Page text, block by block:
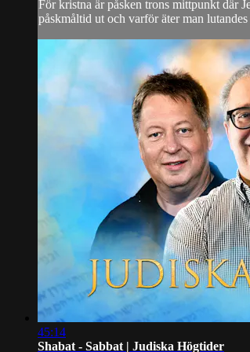
För kristna är påsken trons mittpunkt där
påskmåltid ut och varför äter man
45:14
Shabat - Sabbat | Judiska Högtider